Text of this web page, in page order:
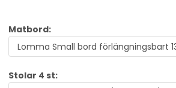
Matbord:
Stolar 4 st: